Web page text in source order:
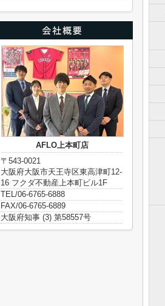
AFLO上本町店
〒543-0021
大阪府大阪市天王寺区東高津町12-
16 フクダ不動産上本町ビル1F
TEL/06-6765-6888
FAX/06-6765-6889
大阪府知事 (3) 第58557号